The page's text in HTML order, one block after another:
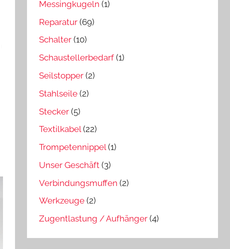
Messingkugeln (1)
Reparatur (69)
Schalter (10)
Schaustellerbedarf (1)
Seilstopper (2)
Stahlseile (2)
Stecker (5)
Textilkabel(22)
Trompetennippel(1)
Unser Geschäft (3)
Verbindungsmuffen (2)
Werkzeuge (2)
Zugentlastung / Aufhänger (4)